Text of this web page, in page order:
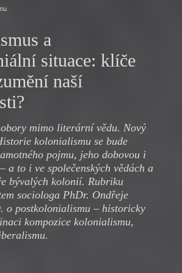
a
situace: klíče
naší
mimo literární vědu. Nový
kolonialismu se bude
pojmu, jeho dobovou i
a to i ve společenských vědách a
bývalých kolonií. Rubriku
sociologa PhDr. Ondřeje
o postkolonialismu – historicky
kompozice kolonialismu,